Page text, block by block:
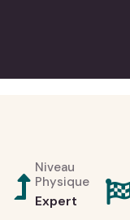
Niveau
Physique
Expert